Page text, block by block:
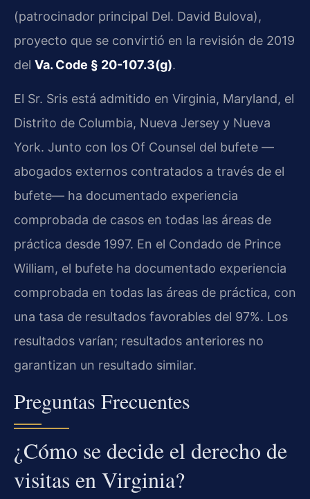
(patrocinador principal Del. David Bulova),
proyecto que se convirtió en la revisión de 2019
del Va. Code § 20-107.3(g).
El Sr. Sris está admitido en Virginia, Maryland, el
Distrito de Columbia, Nueva Jersey y Nueva
York. Junto con los Of Counsel del bufete —
abogados externos contratados a través de el
bufete— ha documentado experiencia
comprobada de casos en todas las áreas de
práctica desde 1997. En el Condado de Prince
William, el bufete ha documentado experiencia
comprobada en todas las áreas de práctica, con
una tasa de resultados favorables del 97%. Los
resultados varían; resultados anteriores no
garantizan un resultado similar.
Preguntas Frecuentes
¿Cómo se decide el derecho de
visitas en Virginia?